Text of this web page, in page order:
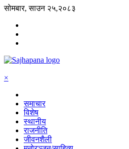
सोमबार, साउन २५,२०८३
×
समाचार
विशेष
स्थानीय
राजनीति
जीवनशैली